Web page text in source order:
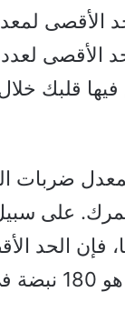
الأقصى
الأقصى
قلبك
على سبيل
40 عامًا، فإن